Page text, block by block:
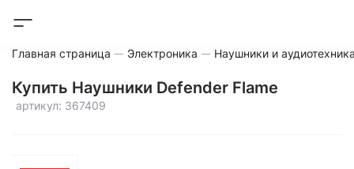
Главная страница Электроника Наушники и
Купить Наушники Defender Flame
артикул: 367409